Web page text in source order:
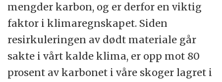
mengder karbon, og er derfor en viktig
faktor i klimaregnskapet. Siden
resirkuleringen av dødt materiale går
sakte i vårt kalde klima, er opp mot 80
prosent av karbonet i våre skoger lagret i